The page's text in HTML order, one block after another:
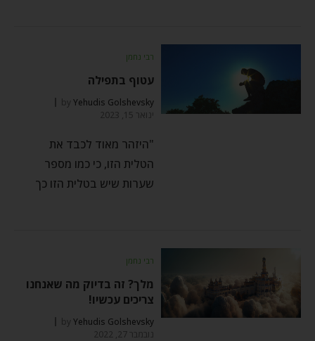
רבי נחמן
עטוף בתפילה
byYehudis Golshevsky
ינואר 15, 2023
"היזהר מאוד לכבד את
הטלית הזו, כי כמו מספר
שערות שיש בטלית הזו כך
רבי נחמן
מלך? זה בדיוק מה שאנחנו
צריכים עכשיו!
byYehudis Golshevsky
נובמבר 27, 2022